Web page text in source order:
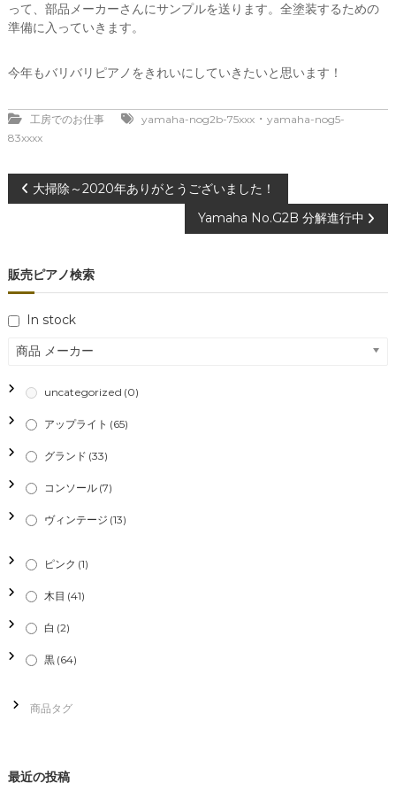
って、部品メーカーさんにサンプルを送ります。全塗装するための
準備に入っていきます。
今年もバリバリピアノをきれいにしていきたいと思います！
工房でのお仕事 yamaha-nog2b-75xxx・ yamaha-nog5-
83xxxx
投
ナ
ビ
ゲ
ー
シ
ョ
ン
大掃除～2020年ありがとうございました！
Yamaha No.G2B 分解進行中
販売ピアノ検索
In stock
商品 メーカー
uncategorized (0)
アップライト (65)
グランド (33)
コンソール (7)
ヴィンテージ (13)
ピンク (1)
木目 (41)
白 (2)
黒 (64)
最近の投稿